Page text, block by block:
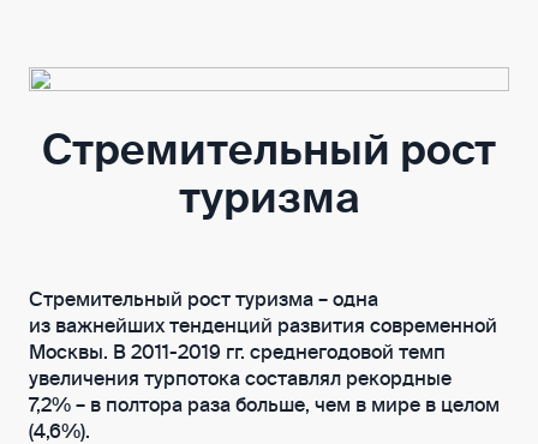
Стремительный рост
туризма
Стремительный рост туризма – одна
из важнейших тенденций развития современной
Москвы. В 2011-2019 гг. среднегодовой темп
увеличения турпотока составлял рекордные
7,2% – в полтора раза больше, чем в мире в целом
(4,6%).